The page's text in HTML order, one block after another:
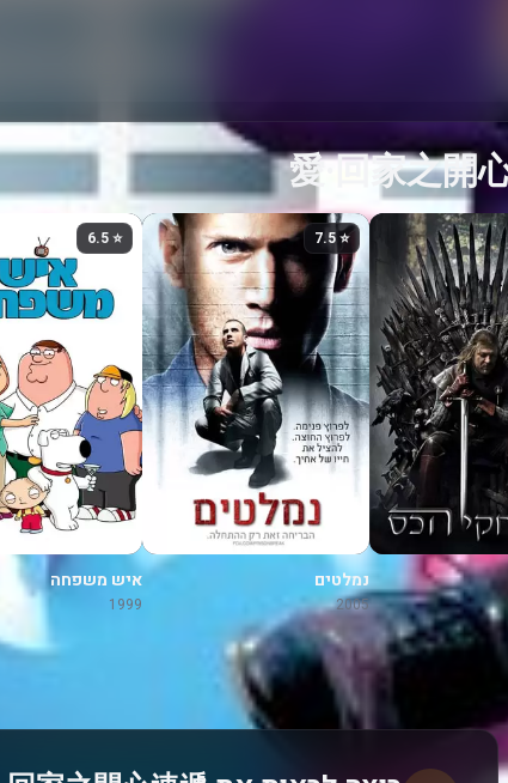
⭐ 7.5
נמלטים
2005
⭐ 6.5
איש משפחה
1999